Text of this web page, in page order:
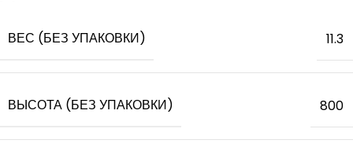
ВЕС (БЕЗ УПАКОВКИ) 11.3
ВЫСОТА (БЕЗ УПАКОВКИ) 800